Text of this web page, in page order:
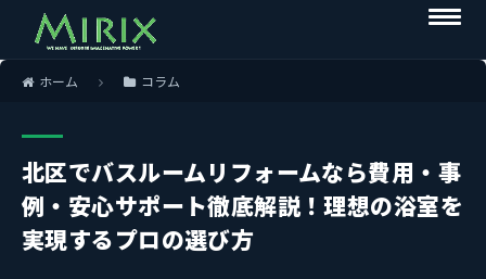
ホーム コラム
北区でバスルームリフォームなら費用・事
例・安心サポート徹底解説！理想の浴室を
実現するプロの選び方